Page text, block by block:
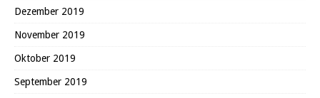
Dezember 2019
November 2019
Oktober 2019
September 2019